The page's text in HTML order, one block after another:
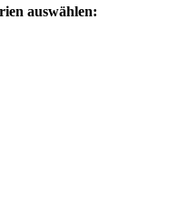
auswählen: